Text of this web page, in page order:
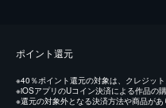
ポイント還元
※40％ポイント還元の対象は、クレジッ
※iOSアプリのUコイン決済による作品の
※還元の対象外となる決済方法や商品が